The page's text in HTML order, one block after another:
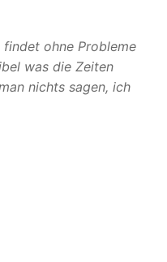
findet ohne Probleme
was die Zeiten
nichts sagen, ich